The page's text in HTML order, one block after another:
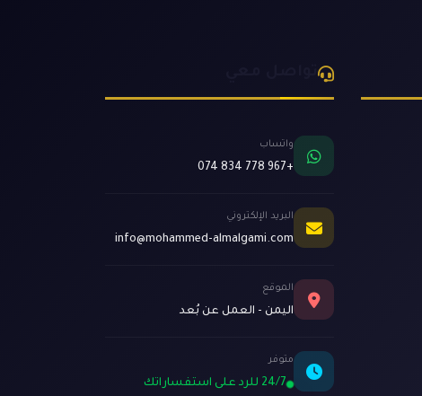
واتساب
+967 778 834 074
البريد الإلكتروني
info@mohammed-almalgami.com
الموقع
اليمن - العمل عن بُعد
متوفر
24/7 للرد على استفساراتك